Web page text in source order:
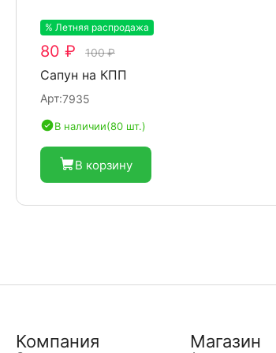
% Летняя распродажа
80 ₽ 100 ₽
Сапун на КПП
Арт:7935
В наличии(80 шт.)
В корзину
Компания Магазин